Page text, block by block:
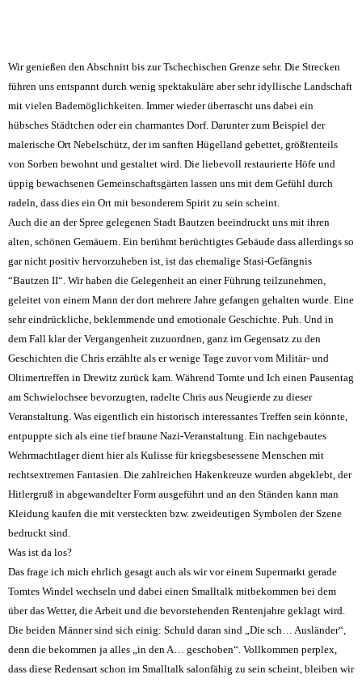
Wir genießen den Abschnitt bis zur Tschechischen Grenze sehr. Die Strecken
führen uns entspannt durch wenig spektakuläre aber sehr idyllische Landschaft
mit vielen Bademöglichkeiten. Immer wieder überrascht uns dabei ein
hübsches Städtchen oder ein charmantes Dorf. Darunter zum Beispiel der
malerische Ort Nebelschütz, der im sanften Hügelland gebettet, größtenteils
von Sorben bewohnt und gestaltet wird. Die liebevoll restaurierte Höfe und
üppig bewachsenen Gemeinschaftsgärten lassen uns mit dem Gefühl durch
radeln, dass dies ein Ort mit besonderem Spirit zu sein scheint.
Auch die an der Spree gelegenen Stadt Bautzen beeindruckt uns mit ihren
alten, schönen Gemäuern. Ein berühmt berüchtigtes Gebäude dass allerdings so
gar nicht positiv hervorzuheben ist, ist das ehemalige Stasi-Gefängnis
“Bautzen II“. Wir haben die Gelegenheit an einer Führung teilzunehmen,
geleitet von einem Mann der dort mehrere Jahre gefangen gehalten wurde. Eine
sehr eindrückliche, beklemmende und emotionale Geschichte. Puh. Und in
dem Fall klar der Vergangenheit zuzuordnen, ganz im Gegensatz zu den
Geschichten die Chris erzählte als er wenige Tage zuvor vom Militär- und
Oltimertreffen in Drewitz zurück kam. Während Tomte und Ich einen Pausentag
am Schwielochsee bevorzugten, radelte Chris aus Neugierde zu dieser
Veranstaltung. Was eigentlich ein historisch interessantes Treffen sein könnte,
entpuppte sich als eine tief braune Nazi-Veranstaltung. Ein nachgebautes
Wehrmachtlager dient hier als Kulisse für kriegsbesessene Menschen mit
rechtsextremen Fantasien. Die zahlreichen Hakenkreuze wurden abgeklebt, der
Hitlergruß in abgewandelter Form ausgeführt und an den Ständen kann man
Kleidung kaufen die mit versteckten bzw. zweideutigen Symbolen der Szene
bedruckt sind.
Was ist da los?
Das frage ich mich ehrlich gesagt auch als wir vor einem Supermarkt gerade
Tomtes Windel wechseln und dabei einen Smalltalk mitbekommen bei dem
über das Wetter, die Arbeit und die bevorstehenden Rentenjahre geklagt wird.
Die beiden Männer sind sich einig: Schuld daran sind „Die sch… Ausländer“,
denn die bekommen ja alles „in den A… geschoben“. Vollkommen perplex,
dass diese Redensart schon im Smalltalk salonfähig zu sein scheint, bleiben wir